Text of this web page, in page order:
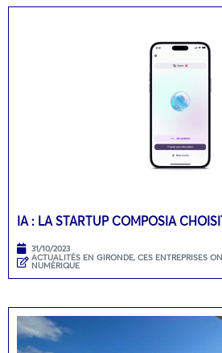
IA : LA STARTUP COMPOSIA
31/10/2023
ACTUALITÉS EN GIRONDE, CES ENTREPRISES
NUMÉRIQUE